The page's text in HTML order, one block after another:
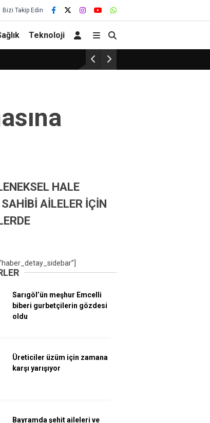
Bizi Takip Edin
Teknoloji
HALE
AİLELER İÇİN
Sarıgöl’ün meşhur Emcelli
biberi gurbetçilerin gözdesi
oldu
Üreticiler üzüm için zamana
karşı yarışıyor
Bayramda şehit aileleri ve